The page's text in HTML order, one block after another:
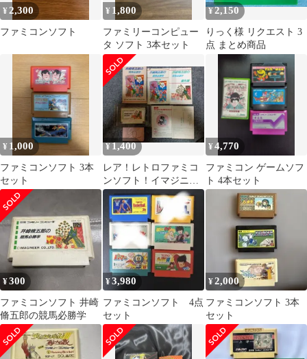
¥2,300
ファミコンソフト
¥ 1,800
ファミリーコンピュー
タ ソフト 3本セット
¥2,150
りっく様 リクエスト 3
点 まとめ商品
¥ 1,000
ファミコンソフト 3本
セット
¥1,400
レア！レトロファミコ
ンソフト！イマジニ
ア 井崎脩五郎の競馬
必勝学 箱、説明書付
き
¥4,770
ファミコン ゲームソフ
ト 4本セット
¥300
ファミコンソフト 井崎
脩五郎の競馬必勝学
¥3,980
ファミコンソフト 4点
セット
¥2,000
ファミコンソフト 3本
セット